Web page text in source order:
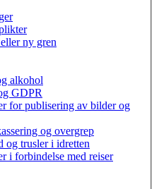
ny gren
alkohol
GDPR
for publisering av bilder og
og overgrep
og trusler i idretten
i forbindelse med reiser